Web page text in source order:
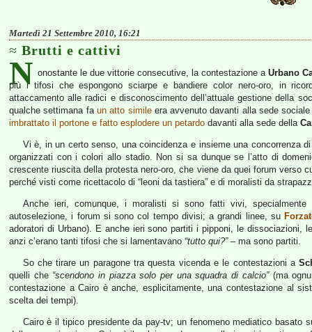
Martedì 21 Settembre 2010, 16:21
Brutti e cattivi
N onostante le due vittorie consecutive, la contestazione a Urbano
più i tifosi che espongono sciarpe e bandiere color nero-oro, in
attaccamento alle radici e disconoscimento dell’attuale gestione della
qualche settimana fa un atto simileera avvenuto davanti alla sede
imbrattato il portone e fatto esplodere un petardo davanti alla sede della
Vi è, in un certo senso, una coincidenza e insieme una concorrenza
organizzati con i colori allo stadio. Non si sa dunque se l’atto di
crescente riuscita della protesta nero-oro, che viene da quei forum verso
perché visti come ricettacolo di “leoni da tastiera” e di moralisti da
Anche ieri, comunque, i moralisti si sono fatti vivi,
autoselezione, i forum si sono col tempo divisi; a grandi linee, su
adoratori di Urbano). E anche ieri sono partiti i pipponi, le dissociazioni,
anzi c’erano tanti tifosi che si lamentavano “tutto qui?”– ma sono partiti.
So che tirare un paragone tra questa vicenda e le contestazioni a
quelli che “scendono in piazza solo per una squadra di calcio”(ma
contestazione a Cairo è anche, esplicitamente, una contestazione al
scelta dei tempi).
Cairo è il tipico presidente da pay-tv; un fenomeno mediatico basato